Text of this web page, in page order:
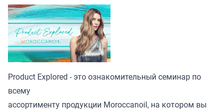
Product Explored - это ознакомительный семинар по
всему
ассортименту продукции Moroccanoil, на котором вы